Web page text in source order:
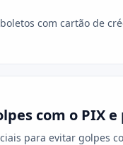
com cartão de
com o PIX
para evitar golpes